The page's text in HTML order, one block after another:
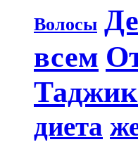
Волосы
всем
диета